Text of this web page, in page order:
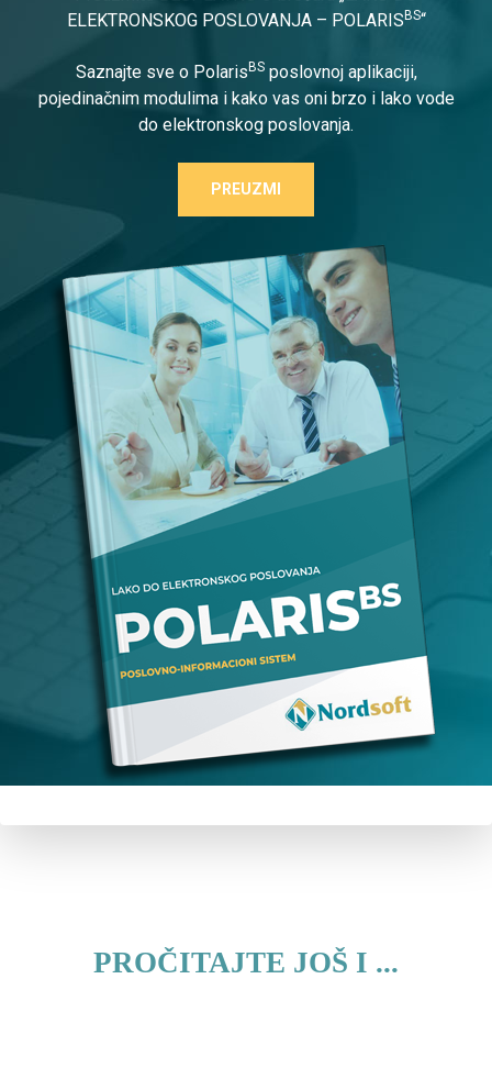
ELEKTRONSKOG POSLOVANJA – POLARIS BS“
Saznajte sve o PolarisBSposlovnoj aplikaciji,
pojedinačnim modulima i kako vas oni brzo i lako vode
do elektronskog poslovanja.
PREUZMI
PROČITAJTE JOŠ I ...